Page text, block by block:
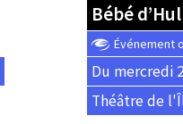
Bébé
Événement
Du mercredi
Théâtre de